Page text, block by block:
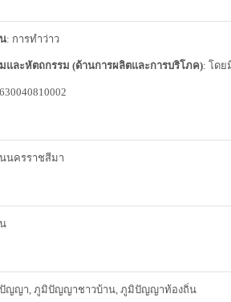
: การทำว่าว
และหัตถกรรม (ด้านการผลิตและการบริโภค): โด
นครราชสีมา
ปัญญา, ภูมิปัญญาชาวบ้าน, ภูมิปัญญาท้องถิ่น